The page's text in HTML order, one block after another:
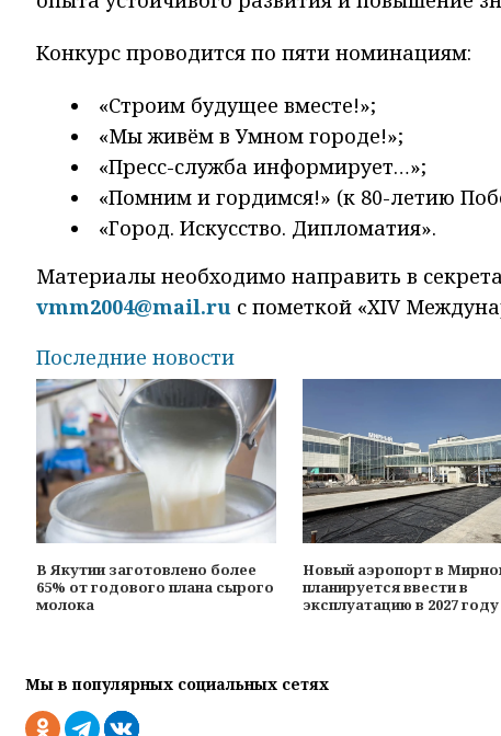
Конкурс проводится по пяти номинациям:
«Строим будущее вместе!»;
«Мы живём в Умном городе!»;
«Пресс-служба информирует…»;
«Помним и гордимся!» (к 80-летию
«Город. Искусство. Дипломатия».
Материалы необходимо направить в
vmm2004@mail.ru с пометкой «XIV
Последние новости
В Якутии заготовлено более
65% от годового плана сырого
молока
Новый аэропорт в
планируется ввести в
эксплуатацию в 2027 году
Мы в популярных социальных сетях